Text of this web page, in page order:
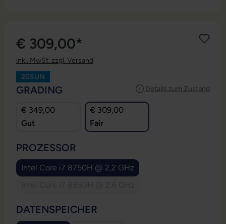
€ 309,00*
inkl. MwSt. zzgl. Versand
20SUN
Details zum Zustand
GRADING
€ 349,00
Gut
€ 309,00
Fair
PROZESSOR
Intel Core i7 8750H @ 2,2 GHz
DATENSPEICHER